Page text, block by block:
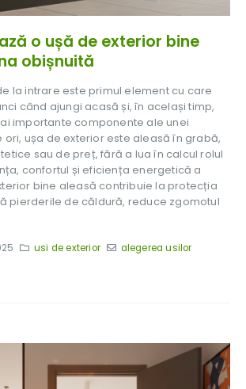
o ușă de exterior bine
obișnuită
la intrare este primul element cu care
când ajungi acasă și, în același timp,
importante componente ale unei
ori, ușa de exterior este aleasă în grabă,
sau de preț, fără a lua în calcul rolul
confortul și eficiența energetică a
bine aleasă contribuie la protecția
pierderile de căldură, reduce zgomotul
usi de exterior alegerea usilor